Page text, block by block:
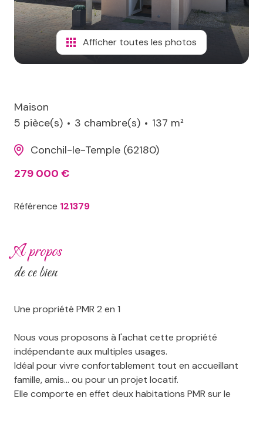
Afficher toutes les photos
Maison
5 pièce(s)
3 chambre(s)
137 m²
Conchil-le-Temple (62180)
279 000 €
Référence 121379
a propos
de ce bien
Une propriété PMR 2 en 1
Nous vous proposons à l'achat cette propriété
indépendante aux multiples usages.
Idéal pour vivre confortablement tout en accueillant
famille, amis… ou pour un projet locatif.
Elle comporte en effet deux habitations PMR sur le